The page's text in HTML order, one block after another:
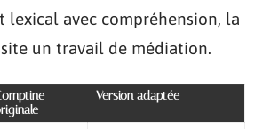
lexical avec compréhension, la
un travail de médiation.
Version adaptée